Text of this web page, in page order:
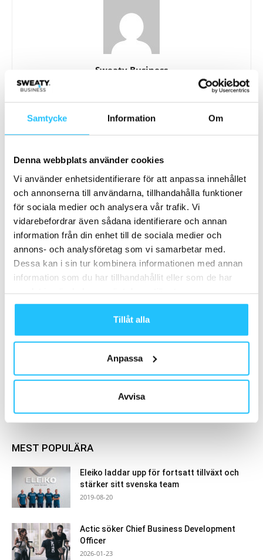
Samtycke Information Om
Denna webbplats använder cookies
Vi använder enhetsidentifierare för att anpassa innehållet
och annonserna till användarna, tillhandahålla funktioner
för sociala medier och analysera vår trafik. Vi
vidarebefordrar även sådana identifierare och annan
information från din enhet till de sociala medier och
annons- och analysföretag som vi samarbetar med.
Dessa kan i sin tur kombinera informationen med annan
information som du har tillhandahållit eller som de har
Tillåt alla
Anpassa
Avvisa
Sweaty Business
Business
PelviX etableras i Sverige – Drivkraft
Solna först ut
Business
WeightTrainer –
Viktminskningskonceptet som gör
verklig skillnad för gymbranschen
Samarbete
MEST POPULÄRA
Eleiko laddar upp för fortsatt tillväxt och
stärker sitt svenska team
2019-08-20
Actic söker Chief Business Development
Officer
2026-01-23